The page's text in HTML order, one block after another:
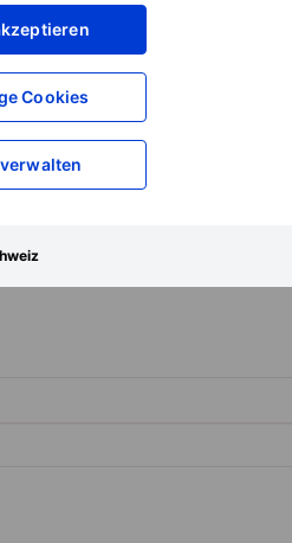
Cookies
um Zugriff auf mehr
It offers core business banking
banking, mortgage loans,